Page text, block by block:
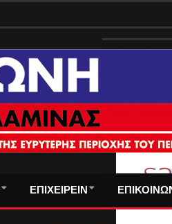
ΕΠΙΧΕΙΡΕΙΝ